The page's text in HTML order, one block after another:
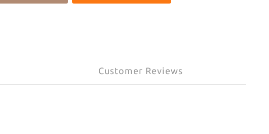
Customer Reviews